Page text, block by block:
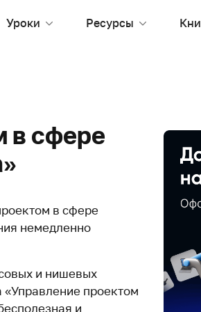
Уроки Ресурсы
в сфере
в сфере
немедленно
и нишевых
«Управление проектом
и